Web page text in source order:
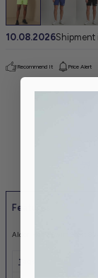
10.08.2026Shipment
Recommend It Price Alert
Features
Aldor Men's Swim Short
Tags